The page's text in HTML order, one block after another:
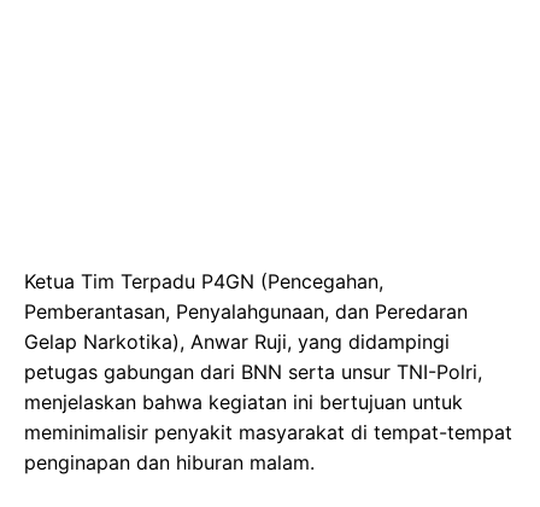
Ketua Tim Terpadu P4GN (Pencegahan,
Pemberantasan, Penyalahgunaan, dan Peredaran
Gelap Narkotika), Anwar Ruji, yang didampingi
petugas gabungan dari BNN serta unsur TNI-Polri,
menjelaskan bahwa kegiatan ini bertujuan untuk
meminimalisir penyakit masyarakat di tempat-tempat
penginapan dan hiburan malam.